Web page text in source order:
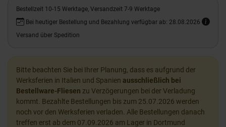
Bestellzeit 10-15 Werktage, Versandzeit 7-9 Werktage
Bei heutiger Bestellung und Bezahlung verfügbar ab: 28.08.2026
Versand über Spedition
Bitte beachten Sie bei Ihrer Planung, dass es aufgrund der
Werksferien in Italien und Spanien ausschließlich bei
Bestellware-Fliesen zu Verzögerungen bei der Verladung
kommt. Bezahlte Bestellungen bis zum 25.07.2026 werden
noch vor den Werksferien verladen. Alle Bestellungen danach
treffen erst ab dem 07.09.2026 am Lager in Dortmund